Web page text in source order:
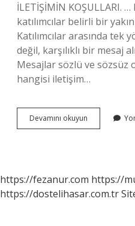
İLETİŞİMİN KOŞULLARI.
katılımcılar belirli bir
Katılımcılar arasında tek
değil, karşılıklı bir mesaj
Mesajlar sözlü ve sözsüz
hangisi iletişim…
Devamını okuyun
Iletişimin
https://fezanur.com https://
https://dostelihasar.com.tr